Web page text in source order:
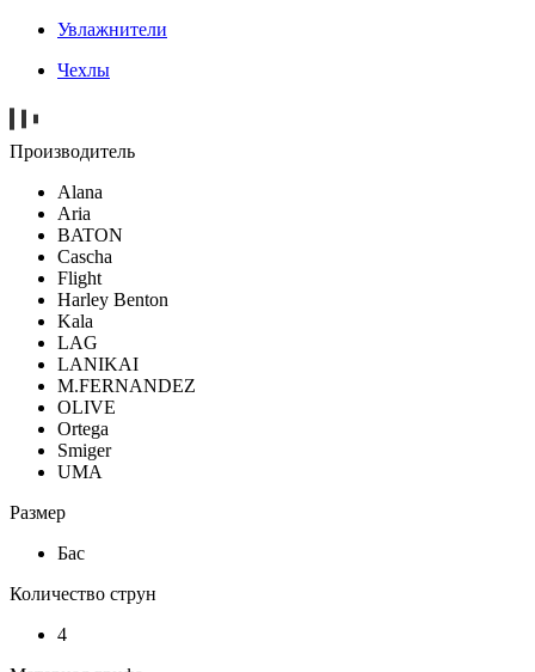
Увлажнители
Чехлы
Производитель
Alana
Aria
BATON
Cascha
Flight
Harley Benton
Kala
LAG
LANIKAI
M.FERNANDEZ
OLIVE
Ortega
Smiger
UMA
Размер
Бас
Количество струн
4